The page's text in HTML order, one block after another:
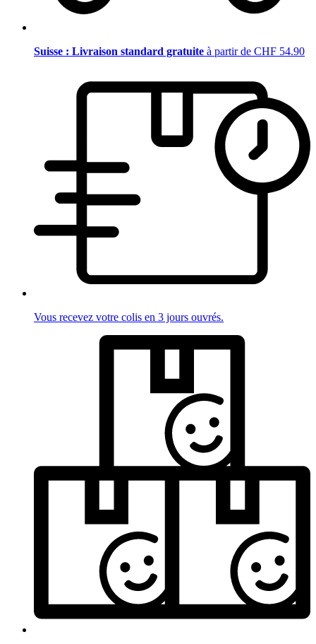
Suisse : Livraison standard gratuite à partir de CHF 54.90
Vous recevez votre colis en 3 jours ouvrés.